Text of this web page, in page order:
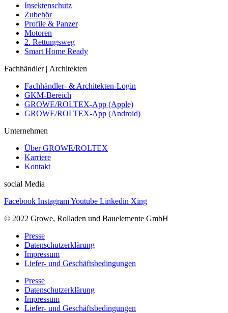
Insektenschutz
Zubehör
Profile & Panzer
Motoren
2. Rettungsweg
Smart Home Ready
Fachhändler | Architekten
Fachhändler- & Architekten-Login
GKM-Bereich
GROWE/ROLTEX-App (Apple)
GROWE/ROLTEX-App (Android)
Unternehmen
Über GROWE/ROLTEX
Karriere
Kontakt
social Media
Facebook InstagramYoutube Linkedin Xing
© 2022 Growe, Rolladen und Bauelemente GmbH
Presse
Datenschutzerklärung
Impressum
Liefer- und Geschäftsbedingungen
Presse
Datenschutzerklärung
Impressum
Liefer- und Geschäftsbedingungen